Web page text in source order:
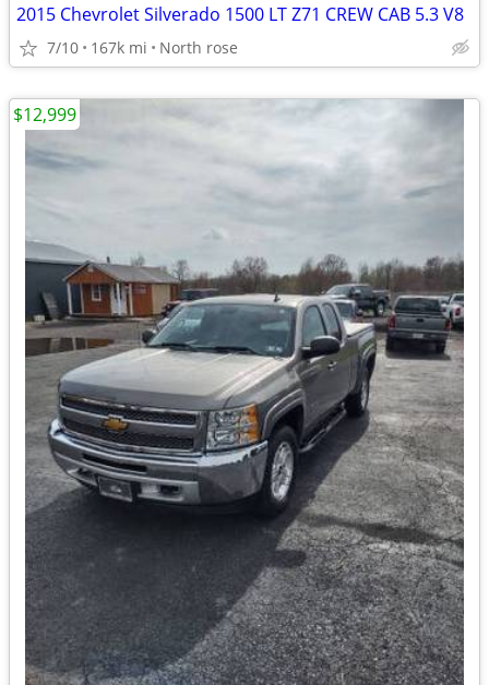
2015 Chevrolet Silverado 1500 LT Z71 CREW CAB 5.3 V8
7/10 167k mi North rose
$12,999